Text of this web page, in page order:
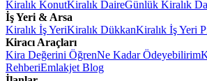
Kiralık KonutKiralık DaireGünlük Kiralık
İş Yeri & Arsa
Kiralık İş YeriKiralık DükkanKiralık İş Yeri
Kiracı Araçları
Kira Değerini ÖğrenNe Kadar Ödeyebilirim
RehberiEmlakjet Blog